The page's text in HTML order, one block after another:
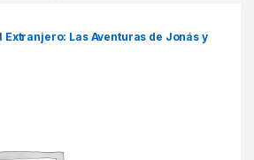
Extranjero: Las Aventuras de Jonás y